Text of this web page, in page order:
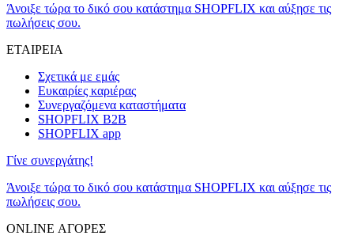
Άνοιξε τώρα το δικό σου κατάστημα SHOPFLIX και αύξησε τις
πωλήσεις σου.
ΕΤΑΙΡΕΙΑ
Σχετικά με εμάς
Ευκαιρίες καριέρας
Συνεργαζόμενα καταστήματα
SHOPFLIX B2B
SHOPFLIX app
Γίνε συνεργάτης!
Άνοιξε τώρα το δικό σου κατάστημα SHOPFLIX και αύξησε τις
πωλήσεις σου.
ONLINE ΑΓΟΡΕΣ